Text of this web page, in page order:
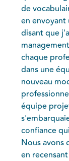
de
en envoyant
disant que
chaque
dans une
nouveau
équipe
confiance
Nous avons
en